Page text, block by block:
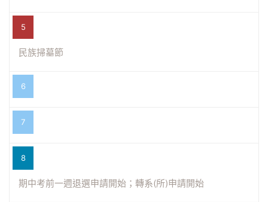
5
民族掃墓節
6
7
8
期中考前一週退選申請開始；轉系(所)申請開始